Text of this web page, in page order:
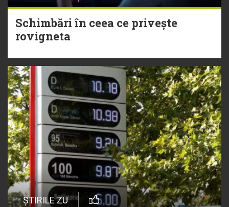
Schimbări în ceea ce privește
rovigneta
ȘTIRILE ZU